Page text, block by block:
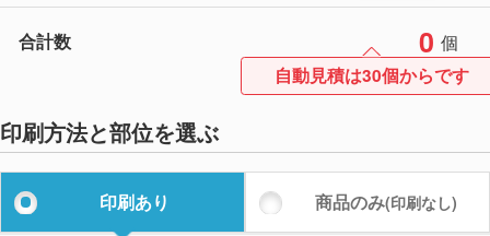
合計数 0 個
自動見積は30個からです
印刷方法と部位を選ぶ
印刷あり 商品のみ(印刷なし)